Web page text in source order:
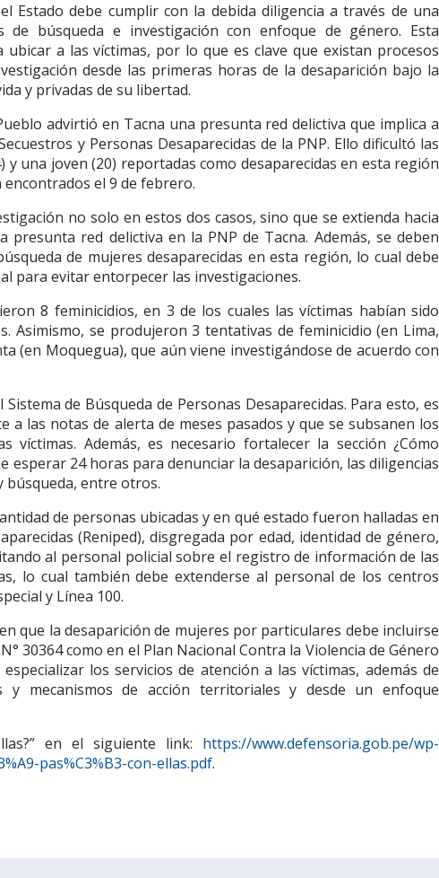
Estado debe cumplir con la debida diligencia a través de una
de búsqueda e investigación con enfoque de género. Esta
a las víctimas, por lo que es clave que existan procesos
desde las primeras horas de la desaparición bajo la
y privadas de su libertad.
advirtió en Tacna una presunta red delictiva que implica a
y Personas Desaparecidas de la PNP. Ello dificultó las
y una joven (20) reportadas como desaparecidas en esta región
el 9 de febrero.
no solo en estos dos casos, sino que se extienda hacia
red delictiva en la PNP de Tacna. Además, se deben
de mujeres desaparecidas en esta región, lo cual debe
para evitar entorpecer las investigaciones.
8 feminicidios, en 3 de los cuales las víctimas habían sido
Asimismo, se produjeron 3 tentativas de feminicidio (en Lima,
(en Moquegua), que aún viene investigándose de acuerdo con
de Búsqueda de Personas Desaparecidas. Para esto, es
a las notas de alerta de meses pasados y que se subsanen los
Además, es necesario fortalecer la sección ¿Cómo
esperar 24 horas para denunciar la desaparición, las diligencias
búsqueda, entre otros.
de personas ubicadas y en qué estado fueron halladas en
(Reniped), disgregada por edad, identidad de género,
al personal policial sobre el registro de información de las
lo cual también debe extenderse al personal de los centros
y Línea 100.
que la desaparición de mujeres por particulares debe incluirse
30364 como en el Plan Nacional Contra la Violencia de Género
los servicios de atención a las víctimas, además de
y mecanismos de acción territoriales y desde un enfoque
en el siguiente link: https://www.defensoria.gob.pe/wp-
pas%C3%B3-con-ellas.pdf.